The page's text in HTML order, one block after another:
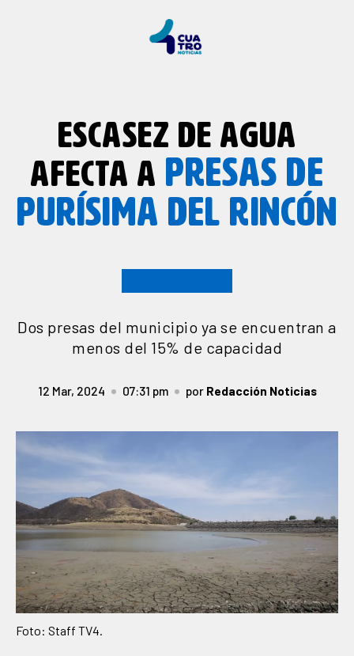
ESCASEZ DE AGUA
AFECTA A PRESAS DE
PURÍSIMA DEL RINCÓN
Dos presas del municipio ya se encuentran a
menos del 15% de capacidad
12 Mar, 2024 07:31 pm por Redacción Noticias
Foto: Staff TV4.